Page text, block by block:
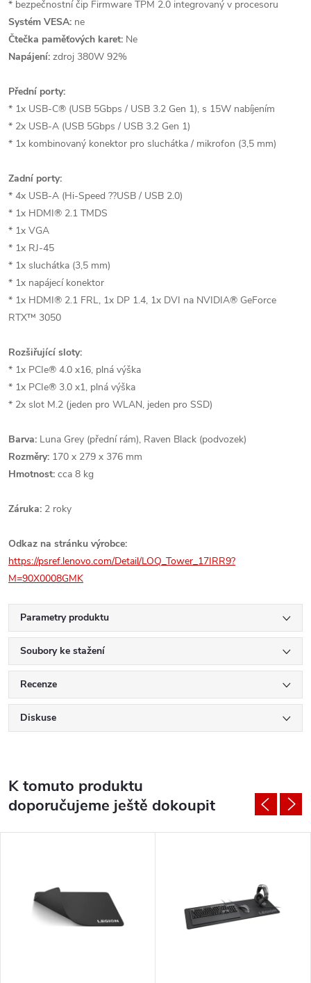
* bezpečnostní čip Firmware TPM 2.0 integrovaný v procesoru
Systém VESA: ne
Čtečka paměťových karet: Ne
Napájení: zdroj 380W 92%
Přední porty:
* 1x USB-C® (USB 5Gbps / USB 3.2 Gen 1), s 15W nabíjením
* 2x USB-A (USB 5Gbps / USB 3.2 Gen 1)
* 1x kombinovaný konektor pro sluchátka / mikrofon (3,5 mm)
Zadní porty:
* 4x USB-A (Hi-Speed ??USB / USB 2.0)
* 1x HDMI® 2.1 TMDS
* 1x VGA
* 1x RJ-45
* 1x sluchátka (3,5 mm)
* 1x napájecí konektor
* 1x HDMI® 2.1 FRL, 1x DP 1.4, 1x DVI na NVIDIA® GeForce
RTX™ 3050
Rozšiřující sloty:
* 1x PCIe® 4.0 x16, plná výška
* 1x PCIe® 3.0 x1, plná výška
* 2x slot M.2 (jeden pro WLAN, jeden pro SSD)
Barva: Luna Grey (přední rám), Raven Black (podvozek)
Rozměry: 170 x 279 x 376 mm
Hmotnost: cca 8 kg
Záruka: 2 roky
Odkaz na stránku výrobce:
https://psref.lenovo.com/Detail/LOQ_Tower_17IRR9?
M=90X0008GMK
Parametry produktu
Soubory ke stažení
Recenze
Diskuse
K tomuto produktu
doporučujeme ještě dokoupit